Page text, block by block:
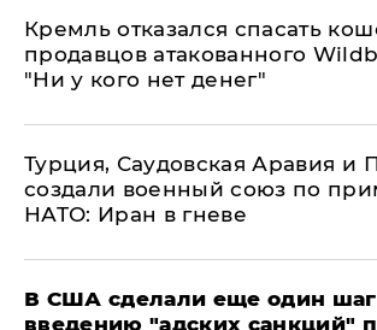
Кремль отказался спасать
продавцов атакованного
"Ни у кого нет денег"
Турция, Саудовская Аравия и
создали военный союз по
НАТО: Иран в гневе
В США сделали еще один
введению "адских санкций"